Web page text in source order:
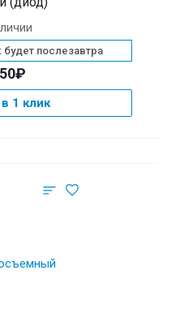
будет послезавтра
1 клик